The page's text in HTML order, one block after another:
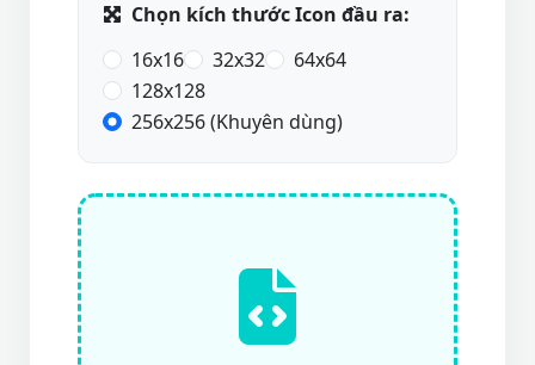
Chọn kích thước Icon đầu ra:
16x16
32x32
64x64
128x128
256x256 (Khuyên dùng)